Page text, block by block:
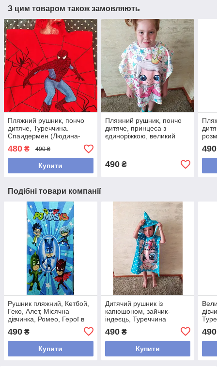
З цим товаром також замовляють
Пляжний рушник, пончо
дитяче, Туреччина.
Спаидермен (Людина-
павук), середній розмір
480 ₴ 490 ₴
Купити
Пляжний рушник, пончо
дитяче, принцеса з
єдиноріжкою, великий
490₴
490
Подібні товари компанії
Рушник пляжний, Кетбой,
Геко, Алет, Місячна
дівчинка, Ромео, Герої в
490 ₴
Купити
Дитячий рушник із
капюшоном, зайчик-
індеєць, Туреччина
490₴
Купити
490